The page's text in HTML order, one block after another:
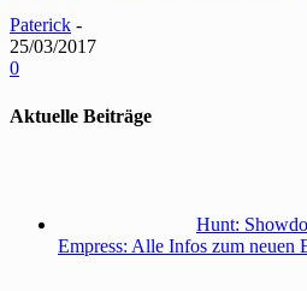
Paterick -
25/03/2017
0
Aktuelle Beiträge
Hunt:
Empress: Alle Infos zum neuen